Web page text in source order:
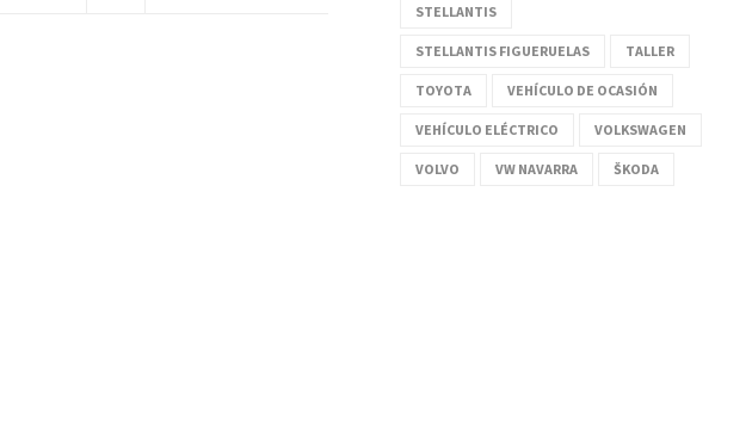
STELLANTIS
STELLANTIS FIGUERUELAS TALLER
TOYOTA VEHÍCULO DE OCASIÓN
VEHÍCULO ELÉCTRICO VOLKSWAGEN
VOLVO VW NAVARRA ŠKODA